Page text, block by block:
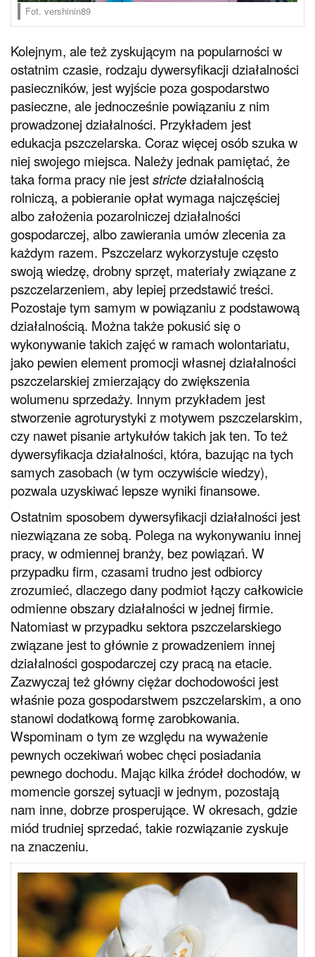
Fot. vershinin89
Kolejnym, ale też zyskującym na popularności w
ostatnim czasie, rodzaju dywersyfikacji działalności
pasieczników, jest wyjście poza gospodarstwo
pasieczne, ale jednocześnie powiązaniu z nim
prowadzonej działalności. Przykładem jest
edukacja pszczelarska. Coraz więcej osób szuka w
niej swojego miejsca. Należy jednak pamiętać, że
taka forma pracy nie jeststrictedziałalnością
rolniczą, a pobieranie opłat wymaga najczęściej
albo założenia pozarolniczej działalności
gospodarczej, albo zawierania umów zlecenia za
każdym razem. Pszczelarz wykorzystuje często
swoją wiedzę, drobny sprzęt, materiały związane z
pszczelarzeniem, aby lepiej przedstawić treści.
Pozostaje tym samym w powiązaniu z podstawową
działalnością. Można także pokusić się o
wykonywanie takich zajęć w ramach wolontariatu,
jako pewien element promocji własnej działalności
pszczelarskiej zmierzający do zwiększenia
wolumenu sprzedaży. Innym przykładem jest
stworzenie agroturystyki z motywem pszczelarskim,
czy nawet pisanie artykułów takich jak ten. To też
dywersyfikacja działalności, która, bazując na tych
samych zasobach (w tym oczywiście wiedzy),
pozwala uzyskiwać lepsze wyniki finansowe.
Ostatnim sposobem dywersyfikacji działalności jest
niezwiązana ze sobą. Polega na wykonywaniu innej
pracy, w odmiennej branży, bez powiązań. W
przypadku firm, czasami trudno jest odbiorcy
zrozumieć, dlaczego dany podmiot łączy całkowicie
odmienne obszary działalności w jednej firmie.
Natomiast w przypadku sektora pszczelarskiego
związane jest to głównie z prowadzeniem innej
działalności gospodarczej czy pracą na etacie.
Zazwyczaj też główny ciężar dochodowości jest
właśnie poza gospodarstwem pszczelarskim, a ono
stanowi dodatkową formę zarobkowania.
Wspominam o tym ze względu na wyważenie
pewnych oczekiwań wobec chęci posiadania
pewnego dochodu. Mając kilka źródeł dochodów, w
momencie gorszej sytuacji w jednym, pozostają
nam inne, dobrze prosperujące. W okresach, gdzie
miód trudniej sprzedać, takie rozwiązanie zyskuje
na znaczeniu.